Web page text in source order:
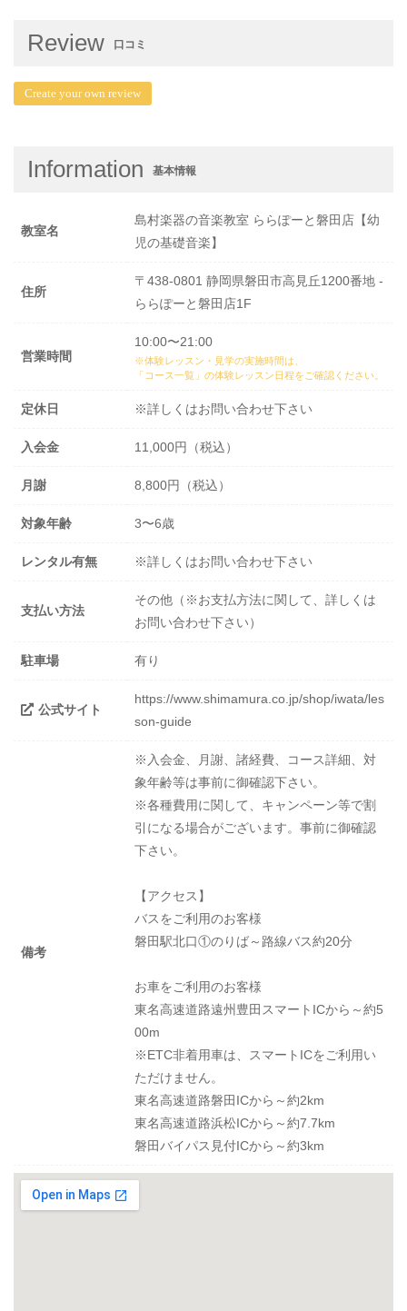
Review 口コミ
Create your own review
Information 基本情報
教室名
島村楽器の音楽教室 ららぽーと磐田店【幼
児の基礎音楽】
住所
〒438-0801 静岡県磐田市高見丘1200番地 -
ららぽーと磐田店1F
営業時間
10:00〜21:00
※体験レッスン・見学の実施時間は、
「コース一覧」の体験レッスン日程をご確認ください。
定休日 ※詳しくはお問い合わせ下さい
入会金 11,000円（税込）
月謝 8,800円（税込）
対象年齢 3〜6歳
レンタル有無 ※詳しくはお問い合わせ下さい
支払い方法
その他（※お支払方法に関して、詳しくは
お問い合わせ下さい）
駐車場 有り
公式サイト
https://www.shimamura.co.jp/shop/iwata/les
son-guide
備考
※入会金、月謝、諸経費、コース詳細、対
象年齢等は事前に御確認下さい。
※各種費用に関して、キャンペーン等で割
引になる場合がございます。事前に御確認
下さい。
【アクセス】
バスをご利用のお客様
磐田駅北口①のりば～路線バス約20分
お車をご利用のお客様
東名高速道路遠州豊田スマートICから～約5
00m
※ETC非着用車は、スマートICをご利用い
ただけません。
東名高速道路磐田ICから～約2km
東名高速道路浜松ICから～約7.7km
磐田バイパス見付ICから～約3km